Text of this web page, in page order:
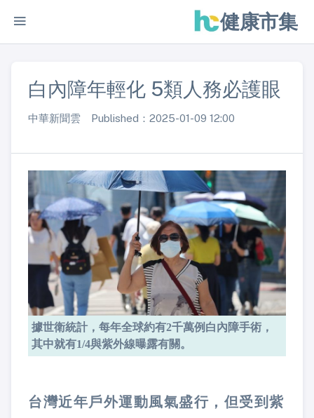
健康市集
白內障年輕化 5類人務必護眼
中華新聞雲 Published：2025-01-09 12:00
據世衛統計，每年全球約有2千萬例白內障手術，
其中就有1/4與紫外線曝露有關。
台灣近年戶外運動風氣盛行，但受到紫